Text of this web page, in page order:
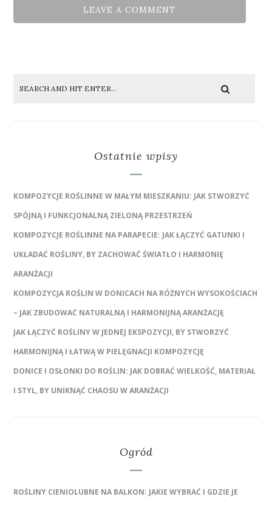
Ostatnie wpisy
KOMPOZYCJE ROŚLINNE W MAŁYM MIESZKANIU: JAK STWORZYĆ
SPÓJNĄ I FUNKCJONALNĄ ZIELONĄ PRZESTRZEŃ
KOMPOZYCJE ROŚLINNE NA PARAPECIE: JAK ŁĄCZYĆ GATUNKI I
UKŁADAĆ ROŚLINY, BY ZACHOWAĆ ŚWIATŁO I HARMONIĘ
ARANŻACJI
KOMPOZYCJA ROŚLIN W DONICACH NA RÓŻNYCH WYSOKOŚCIACH
– JAK ZBUDOWAĆ NATURALNĄ I HARMONIJNĄ ARANŻACJĘ
JAK ŁĄCZYĆ ROŚLINY W JEDNEJ EKSPOZYCJI, BY STWORZYĆ
HARMONIJNĄ I ŁATWĄ W PIELĘGNACJI KOMPOZYCJĘ
DONICE I OSŁONKI DO ROŚLIN: JAK DOBRAĆ WIELKOŚĆ, MATERIAŁ
I STYL, BY UNIKNĄĆ CHAOSU W ARANŻACJI
Ogród
ROŚLINY CIENIOLUBNE NA BALKON: JAKIE WYBRAĆ I GDZIE JE